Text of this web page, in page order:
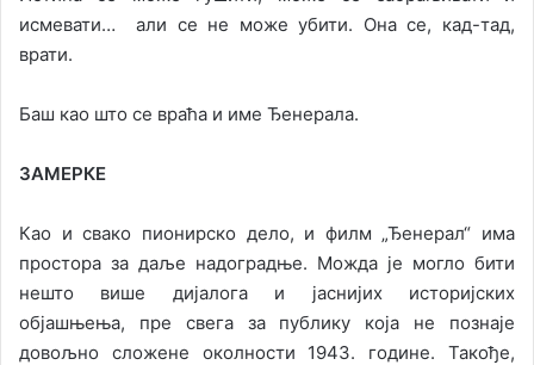
исмевати… али се не може убити. Она се, кад-тад,
врати.
Баш као што се враћа и име Ђенерала.
ЗАМЕРКЕ
Као и свако пионирско дело, и филм „Ђенерал“ има
простора за даље надоградње. Можда је могло бити
нешто више дијалога и јаснијих историјских
објашњења, пре свега за публику која не познаје
довољно сложене околности 1943. године. Такође,